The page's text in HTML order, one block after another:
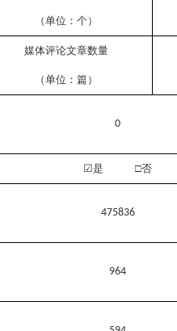
（单位：个）
媒体评论文章数量
（单位：篇）
0
☑是 □否
475836
964